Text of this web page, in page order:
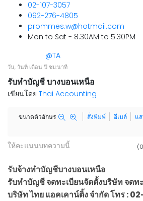
02-107-3057
092-276-4805
prommes.w@hotmail.com
Mon to Sat - 8.30AM to 5.30PM
@TA
วัน, วันที่ เดือน ปี ชม:นาที
รับทำบัญชี บางบอนเหนือ
เขียนโดย Thai Accounting
ขนาดตัวอักษร สั่งพิมพ์ อีเมล์
แ
ให้คะแนนบทความนี้
รับจ้างทำบัญชีบางบอนเหนือ
รับทำบัญชี จดทะเบียนจัดตั้งบริษัท จดท
บริษัท ไทย แอคเคาน์ติ้ง จำกัด โทร :